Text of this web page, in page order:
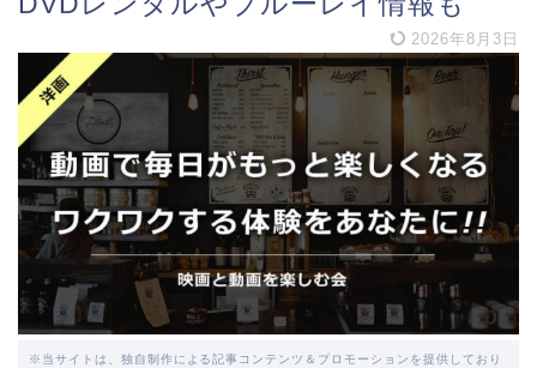
2026年8月3日
※当サイトは、独自制作による記事コンテンツ＆プロモーションを提供しており